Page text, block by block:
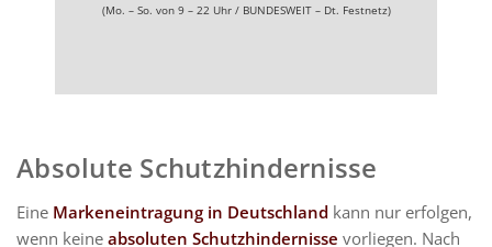
(Mo. – So. von 9 – 22 Uhr / BUNDESWEIT – Dt. Festnetz)
Absolute Schutzhindernisse
Eine Markeneintragung in Deutschland kann nur erfolgen,
wenn keine absoluten Schutzhindernisse vorliegen. Nach